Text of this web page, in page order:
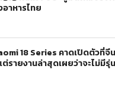
อาหารไทย
18 Series คาดเปิดตัวที่
ต่รายงานล่าสุดเผยว่าจะไม่มี